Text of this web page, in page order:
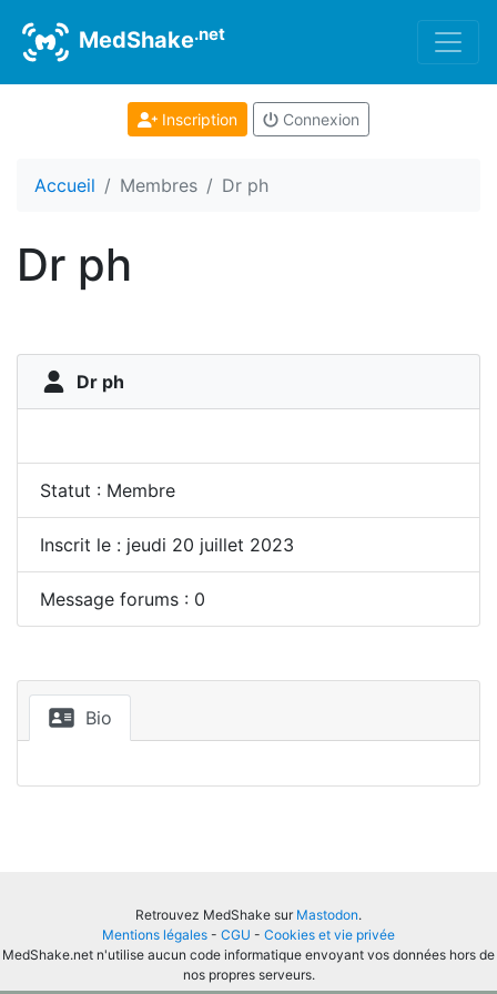
MedShake.net
Inscription Connexion
Accueil Membres Dr ph
Dr ph
Dr ph
Statut : Membre
Inscrit le : jeudi 20 juillet 2023
Message forums : 0
Bio
Retrouvez MedShake sur Mastodon.
Mentions légales - CGU - Cookies et vie privée
MedShake.net n'utilise aucun code informatique envoyant vos données hors de
nos propres serveurs.